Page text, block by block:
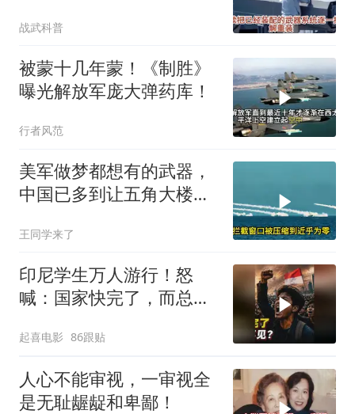
战武科普
被蒙十几年蒙！《制胜》
曝光解放军庞大弹药库！
行者风范
美军做梦都想有的武器，
中国已多到让五角大楼头
王同学来了
印尼学生万人游行！怒
喊：国家快完了，而总统
起喜电影 86跟贴
人心不能审视，一审视全
是无耻龌龊和卑鄙！